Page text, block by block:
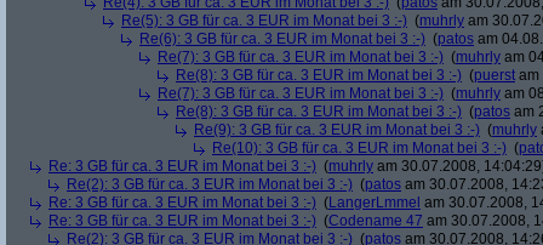
Re(5): 3 GB für ca. 3 EUR im Monat bei 3 :-) (muhrly am
Re(6): 3 GB für ca. 3 EUR im Monat bei 3 :-) (patos am
Re(7): 3 GB für ca. 3 EUR im Monat bei 3 :-) (muhrly am
Re(8): 3 GB für ca. 3 EUR im Monat bei 3 :-) (puerst am
Re(7): 3 GB für ca. 3 EUR im Monat bei 3 :-) (muhrly am
Re(8): 3 GB für ca. 3 EUR im Monat bei 3 :-) (patos am
Re(9): 3 GB für ca. 3 EUR im Monat bei 3 :-) (muhrly
Re(10): 3 GB für ca. 3 EUR im Monat bei 3 :-) (
Re: 3 GB für ca. 3 EUR im Monat bei 3 :-) (muhrly am 30.07.2008,
Re(2): 3 GB für ca. 3 EUR im Monat bei 3 :-) (patos am 30.07.2008,
Re: 3 GB für ca. 3 EUR im Monat bei 3 :-) (LangerLmmel am 30.07.2008,
Re: 3 GB für ca. 3 EUR im Monat bei 3 :-) (Codename 47 am 30.07.2008,
Re(2): 3 GB für ca. 3 EUR im Monat bei 3 :-) (patos am 30.07.2008,